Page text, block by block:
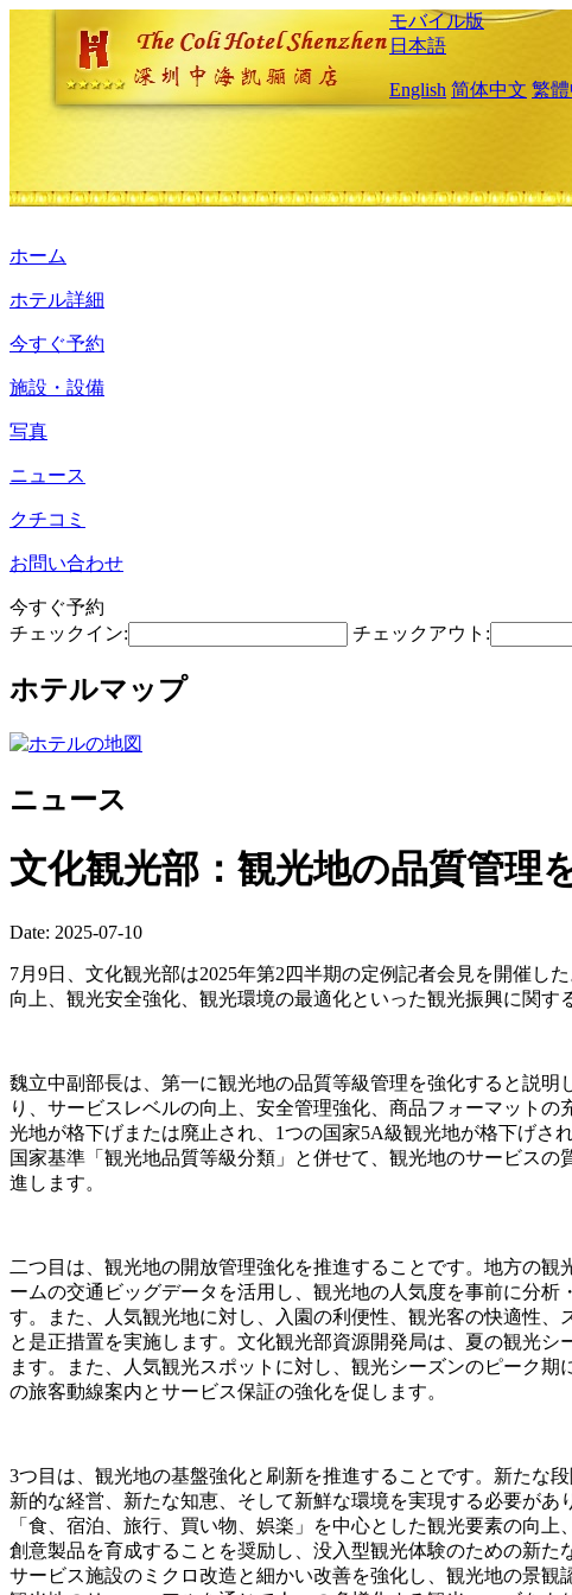
モバイル版
日本語
English 简体中文 繁
ホーム
ホテル詳細
今すぐ予約
施設・設備
写真
ニュース
クチコミ
お問い合わせ
今すぐ予約
チェックイン:
チェックアウト:
ホテルマップ
ニュース
文化観光部：観光地の品質管理
Date: 2025-07-10
7月9日、文化観光部は2025年第2四半期の定例記者会見を開催
向上、観光安全強化、観光環境の最適化といった観光振興に関す
魏立中副部長は、第一に観光地の品質等級管理を強化すると説
り、サービスレベルの向上、安全管理強化、商品フォーマット
光地が格下げまたは廃止され、1つの国家5A級観光地が格下げさ
国家基準「観光地品質等級分類」と併せて、観光地のサービス
進します。
二つ目は、観光地の開放管理強化を推進することです。地方の
ームの交通ビッグデータを活用し、観光地の人気度を事前に分
す。また、人気観光地に対し、入園の利便性、観光客の快適性
と是正措置を実施します。文化観光部資源開発局は、夏の観光
ます。また、人気観光スポットに対し、観光シーズンのピーク
の旅客動線案内とサービス保証の強化を促します。
3つ目は、観光地の基盤強化と刷新を推進することです。新たな
新的な経営、新たな知恵、そして新鮮な環境を実現する必要が
「食、宿泊、旅行、買い物、娯楽」を中心とした観光要素の向
創意製品を育成することを奨励し、没入型観光体験のための新
サービス施設のミクロ改造と細かい改善を強化し、観光地の景